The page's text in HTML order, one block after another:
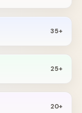
35+
25+
20+